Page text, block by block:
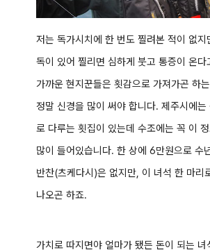
저는 독가시치에 한 번도 찔려본 적이 없
독이 있어 찔리면 심하게 붓고 통증이 온다
가까운 현지꾼들은 횟감으로 가져가곤 하
정말 신경을 많이 써야 합니다. 제주시에는
로 다루는 횟집이 있는데 수조에는 꼭 이
많이 들어있습니다. 한 상에 6만원으로 수
반찬(츠케다시)은 없지만, 이 녀석 한 마리
나오곤 하죠.
가치로 따지면야 얼마가 됐든 돈이 되는 녀